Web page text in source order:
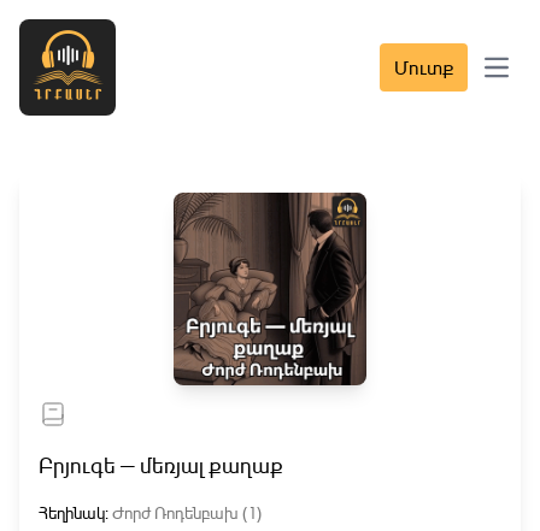
Մուտք Open
Բրյուգե — մեռյալ քաղաք
Հեղինակ:Ժորժ Ռոդենբախ (1)